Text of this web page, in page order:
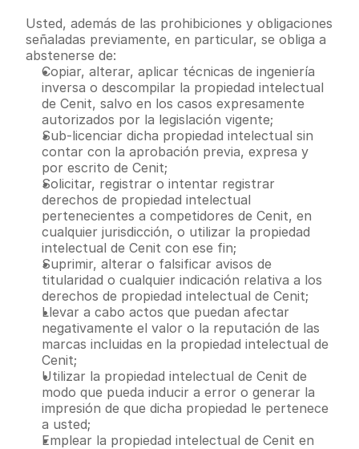
Usted, además de las prohibiciones y obligaciones
señaladas previamente, en particular, se obliga a
abstenerse de:
Copiar, alterar, aplicar técnicas de ingeniería
inversa o descompilar la propiedad intelectual
de Cenit, salvo en los casos expresamente
autorizados por la legislación vigente;
Sub-licenciar dicha propiedad intelectual sin
contar con la aprobación previa, expresa y
por escrito de Cenit;
Solicitar, registrar o intentar registrar
derechos de propiedad intelectual
pertenecientes a competidores de Cenit, en
cualquier jurisdicción, o utilizar la propiedad
intelectual de Cenit con ese fin;
Suprimir, alterar o falsificar avisos de
titularidad o cualquier indicación relativa a los
derechos de propiedad intelectual de Cenit;
Llevar a cabo actos que puedan afectar
negativamente el valor o la reputación de las
marcas incluidas en la propiedad intelectual de
Cenit;
Utilizar la propiedad intelectual de Cenit de
modo que pueda inducir a error o generar la
impresión de que dicha propiedad le pertenece
a usted;
Emplear la propiedad intelectual de Cenit en